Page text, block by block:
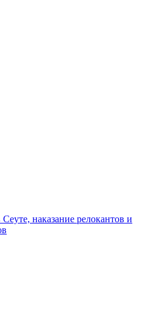
наказание релокантов и